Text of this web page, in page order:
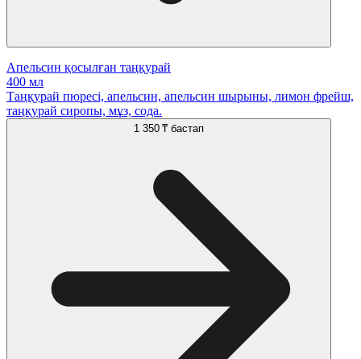
Апельсин қосылған таңқурай
400 мл
Таңқурай пюресі, апельсин, апельсин шырыны, лимон фрейш,
таңқурай сиропы, мұз, сода.
1 350 ₸ бастап